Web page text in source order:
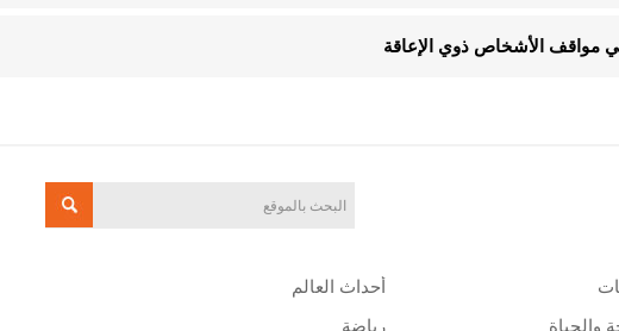
أحداث العالم
والحياة رياضة